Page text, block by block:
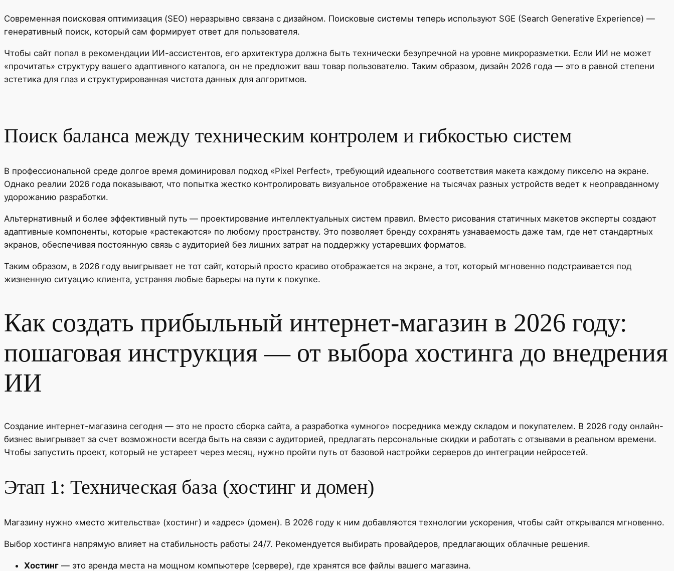
Современная поисковая оптимизация (SEO) неразрывно связана с дизайном. Поисковые системы теперь используют SGE (Search Generative Experience) —
генеративный поиск, который сам формирует ответ для пользователя.
Чтобы сайт попал в рекомендации ИИ-ассистентов, его архитектура должна быть технически безупречной на уровне микроразметки. Если ИИ не может
«прочитать» структуру вашего адаптивного каталога, он не предложит ваш товар пользователю. Таким образом, дизайн 2026 года — это в равной степени
эстетика для глаз и структурированная чистота данных для алгоритмов.
Поиск баланса между техническим контролем и гибкостью систем
В профессиональной среде долгое время доминировал подход «Pixel Perfect», требующий идеального соответствия макета каждому пикселю на экране.
Однако реалии 2026 года показывают, что попытка жестко контролировать визуальное отображение на тысячах разных устройств ведет к неоправданному
удорожанию разработки.
Альтернативный и более эффективный путь — проектирование интеллектуальных систем правил. Вместо рисования статичных макетов эксперты создают
адаптивные компоненты, которые «растекаются» по любому пространству. Это позволяет бренду сохранять узнаваемость даже там, где нет стандартных
экранов, обеспечивая постоянную связь с аудиторией без лишних затрат на поддержку устаревших форматов.
Таким образом, в 2026 году выигрывает не тот сайт, который просто красиво отображается на экране, а тот, который мгновенно подстраивается под
жизненную ситуацию клиента, устраняя любые барьеры на пути к покупке.
Как создать прибыльный интернет-магазин в 2026 году:
пошаговая инструкция — от выбора хостинга до внедрения
ИИ
Создание интернет-магазина сегодня — это не просто сборка сайта, а разработка «умного» посредника между складом и покупателем. В 2026 году онлайн-
бизнес выигрывает за счет возможности всегда быть на связи с аудиторией, предлагать персональные скидки и работать с отзывами в реальном времени.
Чтобы запустить проект, который не устареет через месяц, нужно пройти путь от базовой настройки серверов до интеграции нейросетей.
Этап 1: Техническая база (хостинг и домен)
Магазину нужно «место жительства» (хостинг) и «адрес» (домен). В 2026 году к ним добавляются технологии ускорения, чтобы сайт открывался мгновенно.
Выбор хостинга напрямую влияет на стабильность работы 24/7. Рекомендуется выбирать провайдеров, предлагающих облачные решения.
Хостинг — это аренда места на мощном компьютере (сервере), где хранятся все файлы вашего магазина.